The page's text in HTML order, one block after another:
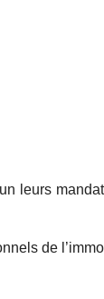
leurs
de